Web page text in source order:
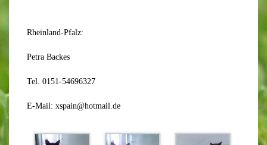
Rheinland-Pfalz:
Petra Backes
Tel. 0151-54696327
E-Mail: xspain@hotmail.de